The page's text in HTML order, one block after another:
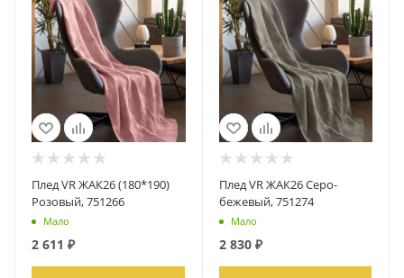
Плед VR ЖАК26 (180*190)
Розовый, 751266
Мало
2 611 ₽
Плед VR ЖАК26 Серо-
бежевый, 751274
Мало
2 830₽